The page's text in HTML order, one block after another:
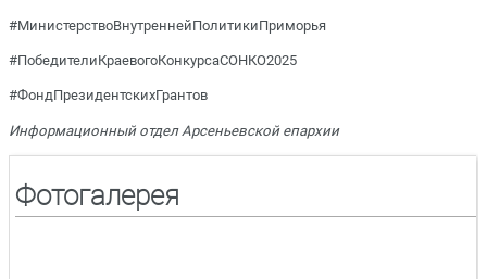
#МинистерствоВнутреннейПолитикиПриморья
#ПобедителиКраевогоКонкурсаСОНКО2025
#ФондПрезидентскихГрантов
Информационный отдел Арсеньевской епархии
Фотогалерея